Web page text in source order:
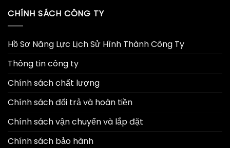
CHÍNH SÁCH CÔNG TY
Hồ Sơ Năng Lực Lịch Sử Hình Thành Công Ty
Thông tin công ty
Chính sách chất lượng
Chính sách đổi trả và hoàn tiền
Chính sách vận chuyển và lắp đặt
Chính sách bảo hành